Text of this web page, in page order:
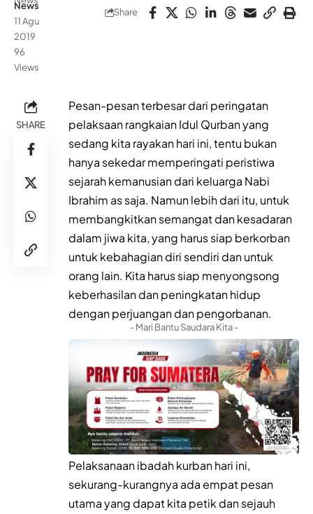
News
11 Agu
2019
96
Views
Share
SHARE
Pesan-pesan terbesar dari peringatan
pelaksaan rangkaian Idul Qurban yang
sedang kita rayakan hari ini, tentu bukan
hanya sekedar memperingati peristiwa
sejarah kemanusian dari keluarga Nabi
Ibrahim as saja. Namun lebih dari itu, untuk
membangkitkan semangat dan kesadaran
dalam jiwa kita, yang harus siap berkorban
untuk kebahagian diri sendiri dan untuk
orang lain. Kita harus siap menyongsong
keberhasilan dan peningkatan hidup
dengan perjuangan dan pengorbanan.
- Mari Bantu Saudara Kita -
Pelaksanaan ibadah kurban hari ini,
sekurang-kurangnya ada empat pesan
utama yang dapat kita petik dan sejauh